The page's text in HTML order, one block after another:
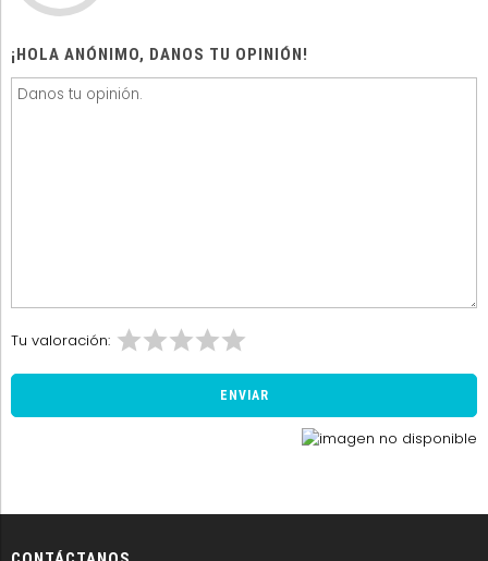
¡HOLA ANÓNIMO, DANOS TU OPINIÓN!
Tu valoración: